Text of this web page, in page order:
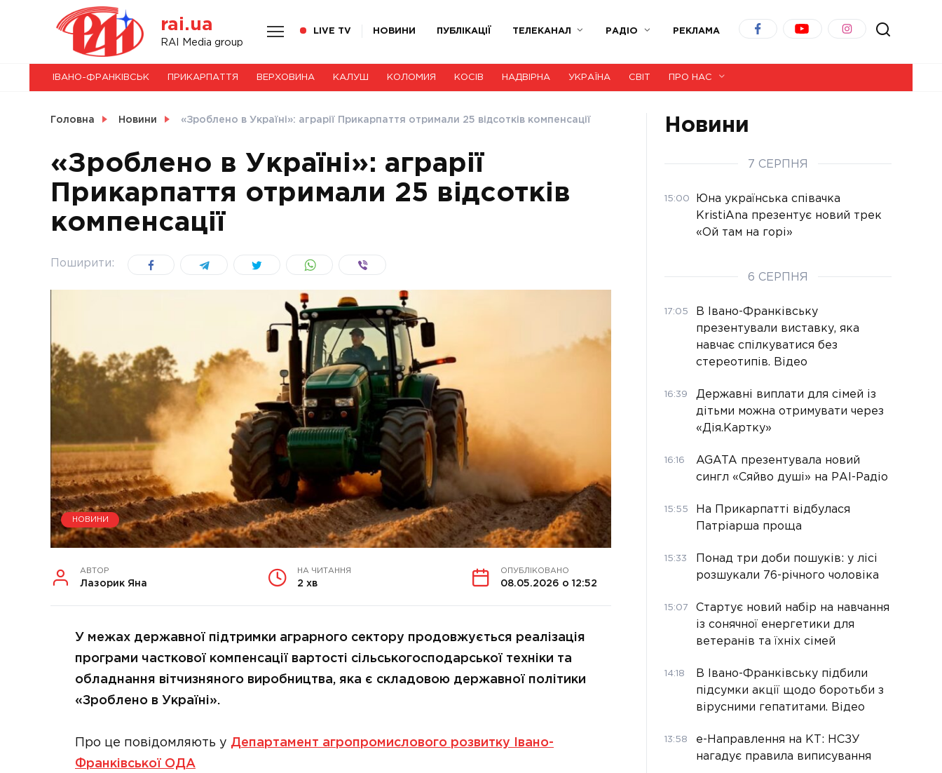
rai.ua
RAI Media group
LIVE TV НОВИНИ ПУБЛІКАЦІЇ ТЕЛЕКАНАЛ РАДІО РЕКЛАМА
НОВИНИ
СВІТ
УКРАЇНА
ІВАНО-ФРАНКІВСЬК ПРИКАРПАТТЯ ВЕРХОВИНА КАЛУШ КОЛОМИЯ КОСІВ НАДВІРНА УКРАЇНА СВІТ ПРО НАС
Головна Новини «Зроблено в Україні»: аграрії Прикарпаття отримали 25 відсотків компенсації
«Зроблено в Україні»: аграрії
Прикарпаття отримали 25 відсотків
компенсації
Поширити:
НОВИНИ
АВТОР
Лазорик Яна
НА ЧИТАННЯ
2 хв
ОПУБЛІКОВАНО
08.05.2026 о 12:52
У межах державної підтримки аграрного сектору продовжується реалізація
програми часткової компенсації вартості сільськогосподарської техніки та
обладнання вітчизняного виробництва, яка є складовою державної політики
«Зроблено в Україні».
Про це повідомляють у Департамент агропромислового розвитку Івано-
Франківської ОДА
Новини
7 СЕРПНЯ
15:00
Юна українська співачка
KristiAna презентує новий трек
«Ой там на горі»
6 СЕРПНЯ
17:05
В Івано-Франківську
презентували виставку, яка
навчає спілкуватися без
стереотипів. Відео
16:39
Державні виплати для сімей із
дітьми можна отримувати через
«Дія.Картку»
16:16
AGATA презентувала новий
сингл «Сяйво душі» на РАІ-Радіо
15:55
На Прикарпатті відбулася
Патріарша проща
15:33
Понад три доби пошуків: у лісі
розшукали 76-річного чоловіка
15:07
Стартує новий набір на навчання
із сонячної енергетики для
ветеранів та їхніх сімей
14:18
В Івано-Франківську підбили
підсумки акції щодо боротьби з
вірусними гепатитами. Відео
13:58
е-Направлення на КТ: НСЗУ
нагадує правила виписування